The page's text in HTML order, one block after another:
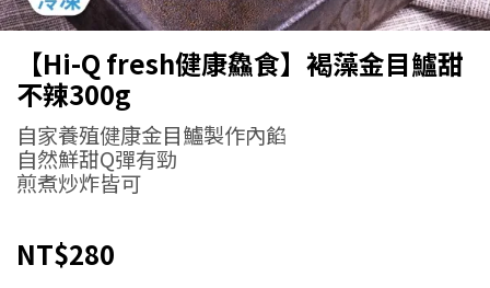
【Hi-Q fresh健康鱻食】褐藻金目鱸甜
不辣300g
自家養殖健康金目鱸製作內餡
自然鮮甜Q彈有勁
煎煮炒炸皆可
NT$280